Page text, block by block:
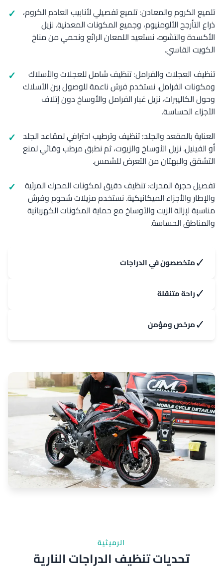
تلميع الكروم والمعادن: تلميع تفصيلي لأنابيب العادم الكروم،
ذراع التأرجح الألومنيوم، وجميع المكونات المعدنية. نزيل
الأكسدة والتشوه، نستعيد اللمعان الرائع ونحمي من مناخ
الكويت القاسي.
تنظيف العجلات والفرامل: تنظيف شامل للعجلات والأسلاك
ومكونات الفرامل. نستخدم فرش ناعمة للوصول بين الأسلاك
وحول الكاليبرات، نزيل غبار الفرامل والأوساخ دون إتلاف
الأجزاء الحساسة.
العناية بالمقعد والجلد: تنظيف وترطيب احترافي لمقاعد الجلد
أو الفينيل. نزيل الأوساخ والزيوت، ثم نطبق مرطب وقائي لمنع
التشقق والبهتان من التعرض للشمس.
تفصيل حجرة المحرك: تنظيف دقيق لمكونات المحرك المرئية
والإطار والأجزاء الميكانيكية. نستخدم مزيلات شحوم وفرش
مناسبة لإزالة الزيت والأوساخ مع حماية المكونات الكهربائية
والمناطق الحساسة.
✓متخصصون في الدراجات
✓راحة متنقلة
✓مرخص ومؤمن
الرميثية
تحديات تنظيف الدراجات النارية